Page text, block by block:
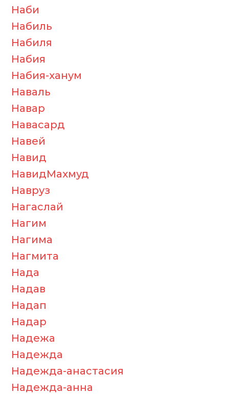
Наби
Набиль
Набиля
Набия
Набия-ханум
Наваль
Навар
Навасард
Навей
Навид
НавидМахмуд
Навруз
Нагаслай
Нагим
Нагима
Нагмита
Нада
Надав
Надап
Надар
Надежа
Надежда
Надежда-анастасия
Надежда-анна